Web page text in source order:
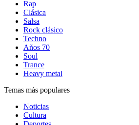
Rap
Clásica
Salsa
Rock clásico
Techno
Años 70
Soul
Trance
Heavy metal
Temas más populares
Noticias
Cultura